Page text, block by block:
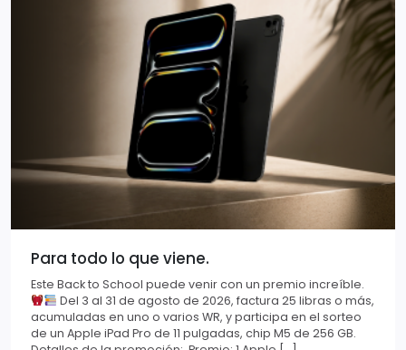
Para todo lo que viene.
Este Back to School puede venir con un premio increíble.
Del 3 al 31 de agosto de 2026, factura 25 libras o más,
acumuladas en uno o varios WR, y participa en el sorteo
de un Apple iPad Pro de 11 pulgadas, chip M5 de 256 GB.